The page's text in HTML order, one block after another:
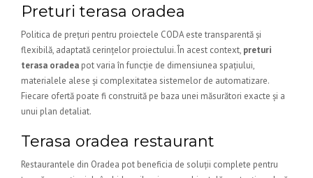
Preturi terasa oradea
Politica de prețuri pentru proiectele CODA este transparentă și
flexibilă, adaptată cerințelor proiectului. În acest context, preturi
terasa oradea pot varia în funcție de dimensiunea spațiului,
materialele alese și complexitatea sistemelor de automatizare.
Fiecare ofertă poate fi construită pe baza unei măsurători exacte și a
unui plan detaliat.
Terasa oradea restaurant
Restaurantele din Oradea pot beneficia de soluții complete pentru